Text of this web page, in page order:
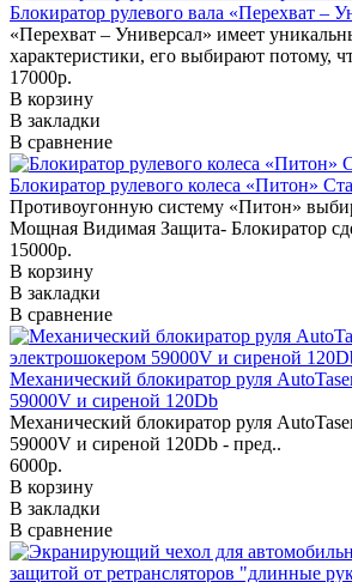
Блокиратор рулевого вала «Перехват –
«Перехват – Универсал» имеет
характеристики, его выбирают потому,
17000р.
В корзину
В закладки
В сравнение
Блокиратор рулевого колеса «Питон»
Противоугонную систему «Питон»
Мощная Видимая Защита- Блокиратор
15000р.
В корзину
В закладки
В сравнение
Механический блокиратор руля
59000V и сиреной 120Db
Механический блокиратор руля
59000V и сиреной 120Db - пред..
6000р.
В корзину
В закладки
В сравнение